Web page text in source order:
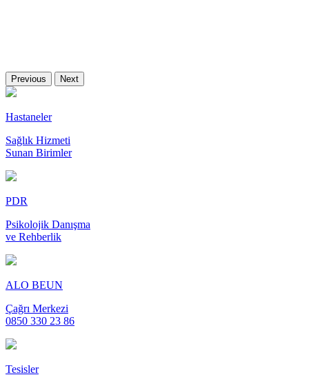
Previous Next
Hastaneler
Sağlık Hizmeti
Sunan Birimler
PDR
Psikolojik Danışma
ve Rehberlik
ALO BEUN
Çağrı Merkezi
0850 330 23 86
Tesisler